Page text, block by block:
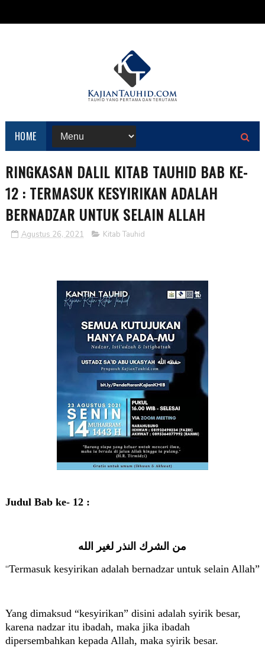
HOME
RINGKASAN DALIL KITAB TAUHID BAB KE-
12 : TERMASUK KESYIRIKAN ADALAH
BERNADZAR UNTUK SELAIN ALLAH
Agustus 26, 2021 Kitab Tauhid
Judul Bab ke- 12 :
من الشرك النذر لغير الله
“Termasuk kesyirikan adalah bernadzar untuk selain Allah”
Yang dimaksud “kesyirikan” disini adalah syirik besar,
karena nadzar itu ibadah, maka jika ibadah
dipersembahkan kepada Allah, maka syirik besar.